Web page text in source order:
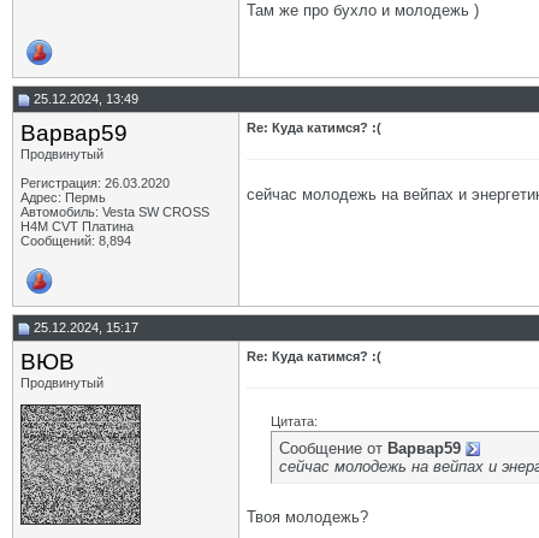
Там же про бухло и молодежь )
25.12.2024, 13:49
Варвар59
Продвинутый
Регистрация: 26.03.2020
Адрес: Пермь
Автомобиль: Vesta SW CROSS
H4M CVT Платина
Сообщений: 8,894
Re: Куда катимся? :(
сейчас молодежь на вейпах и
25.12.2024, 15:17
ВЮВ
Продвинутый
Re: Куда катимся? :(
Цитата:
Сообщение от Варвар59
сейчас молодежь на вейпах и
Твоя молодежь?